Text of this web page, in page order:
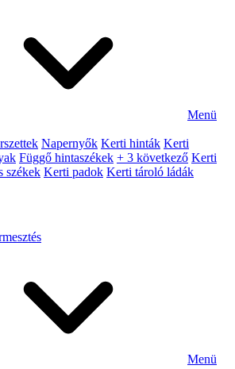
Menü
Napernyők Kerti hinták Kerti
Függő hintaszékek + 3 következő Kerti
székek Kerti padok Kerti tároló ládák
Menü